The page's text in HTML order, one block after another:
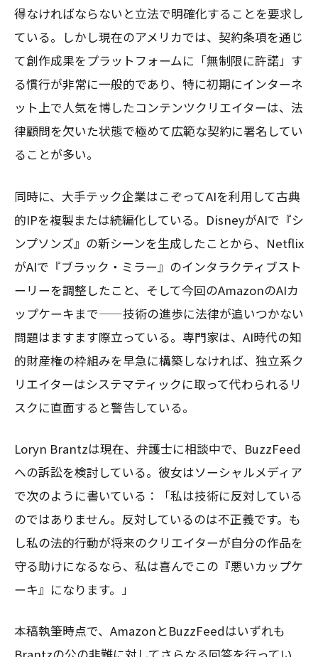
得なければならないと立法で明確化することを要求し
ている。しかし現在のアメリカでは、契約条項を通じ
て創作成果をプラットフォームに「無制限に許諾」す
る慣行が非常に一般的であり、特に初期にインターネ
ット上で人気を博したコンテンツクリエイターは、法
律顧問を欠いた状態で極めて広範な契約に署名してい
ることが多い。
同時に、大手テック企業はこぞってAIを利用して古典
的IPを複製または続編化している。DisneyがAIで『シ
ンプソンズ』の新シーンを生成したことから、Netflix
がAIで『ブラック・ミラー』のインタラクティブスト
ーリーを調整したこと、そして今回のAmazonのAIカ
ップケーキまで——技術の進歩に法律が追いつかない
問題はますます際立っている。専門家は、AI時代の知
的財産権の枠組みを早急に構築しなければ、独立系ク
リエイターはシステマティックに取って代わられるリ
スクに直面すると警告している。
Loryn Brantzは現在、弁護士に相談中で、BuzzFeed
への訴訟を検討している。彼女はソーシャルメディア
で次のように書いている：「私は技術に反対している
のではありません。反対しているのは不正義です。も
し私の法的行動が将来のクリエイターが自分の作品を
守る助けになるなら、私は喜んでこの『悪いカップケ
ーキ』になります。」
本稿執筆時点で、AmazonとBuzzFeedはいずれも